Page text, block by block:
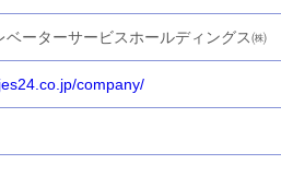
ベーターサービスホールディングス㈱
company/